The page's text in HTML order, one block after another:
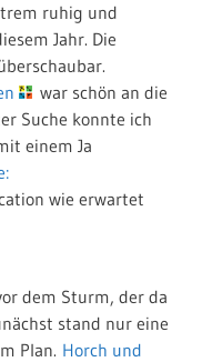
ruhig und
Jahr. Die
war schön an die
Suche konnte ich
einem Ja
wie erwartet
dem Sturm, der da
stand nur eine
Plan. Horch und